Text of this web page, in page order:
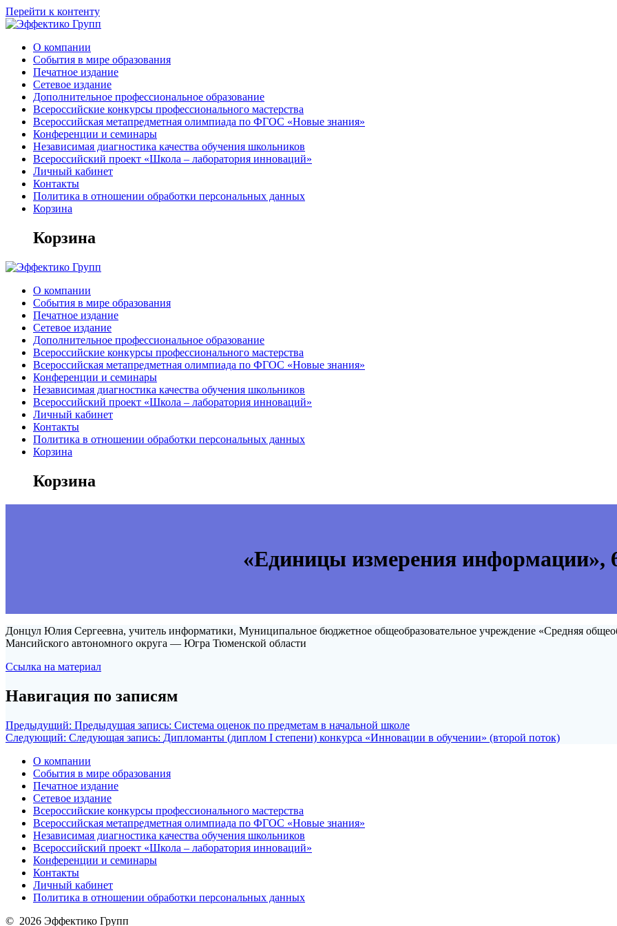
Перейти к контенту
О компании
События в мире образования
Печатное издание
Сетевое издание
Дополнительное профессиональное образование
Всероссийские конкурсы профессионального мастерства
Всероссийская метапредметная олимпиада по ФГОС «Новые знания»
Конференции и семинары
Независимая диагностика качества обучения школьников
Всероссийский проект «Школа – лаборатория инноваций»
Личный кабинет
Контакты
Политика в отношении обработки персональных данных
Корзина
Корзина
О компании
События в мире образования
Печатное издание
Сетевое издание
Дополнительное профессиональное образование
Всероссийские конкурсы профессионального мастерства
Всероссийская метапредметная олимпиада по ФГОС «Новые знания»
Конференции и семинары
Независимая диагностика качества обучения школьников
Всероссийский проект «Школа – лаборатория инноваций»
Личный кабинет
Контакты
Политика в отношении обработки персональных данных
Корзина
Корзина
«Единицы измерения информации»,
Донцул Юлия Сергеевна, учитель информатики, Муниципальное бюджетное общеобразовательное учреждение «Средняя
Мансийского автономного округа — Югра Тюменской области
Ссылка на материал
Навигация по записям
Предыдущий: Предыдущая запись: Система оценок по предметам в начальной школе
Следующий: Следующая запись: Дипломанты (диплом I степени) конкурса «Инновации в обучении» (второй поток)
О компании
События в мире образования
Печатное издание
Сетевое издание
Всероссийские конкурсы профессионального мастерства
Всероссийская метапредметная олимпиада по ФГОС «Новые знания»
Независимая диагностика качества обучения школьников
Всероссийский проект «Школа – лаборатория инноваций»
Конференции и семинары
Контакты
Личный кабинет
Политика в отношении обработки персональных данных
© 2026 Эффектико Групп